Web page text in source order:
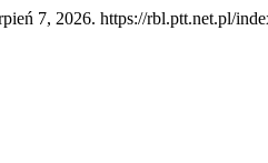
7, 2026. https://rbl.ptt.net.pl/